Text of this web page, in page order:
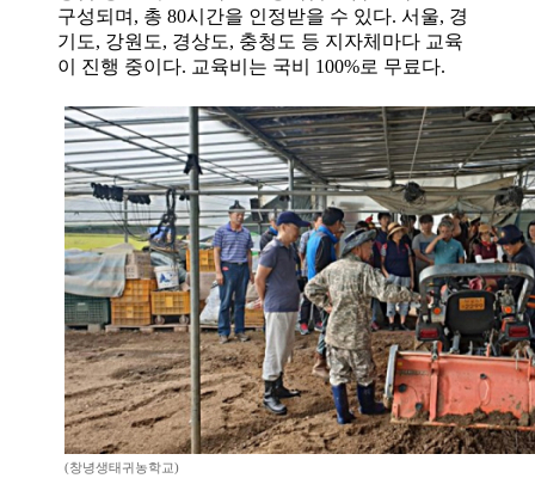
구성되며, 총 80시간을 인정받을 수 있다. 서울, 경
기도, 강원도, 경상도, 충청도 등 지자체마다 교육
이 진행 중이다. 교육비는 국비 100%로 무료다.
(창녕생태귀농학교)